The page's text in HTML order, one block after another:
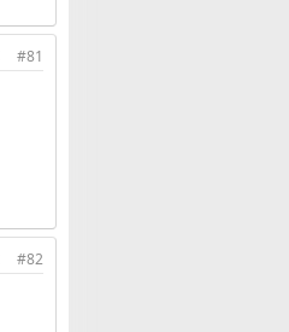
#81
#82